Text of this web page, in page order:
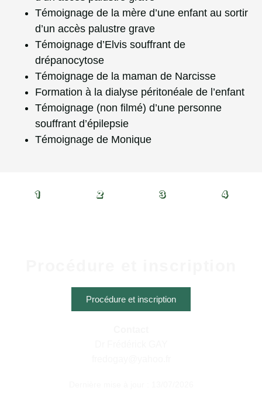
Témoignage de la mère d’une enfant au sortir
d’un accès palustre grave
Témoignage d’Elvis souffrant de
drépanocytose
Témoignage de la maman de Narcisse
Formation à la dialyse péritonéale de l’enfant
Témoignage (non filmé) d’une personne
souffrant d’épilepsie
Témoignage de Monique
Procédure et inscription